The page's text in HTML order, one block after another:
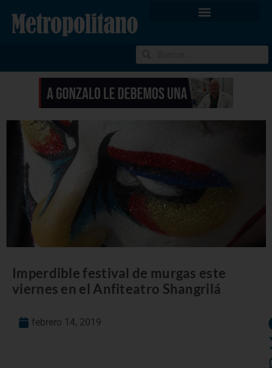
Imperdible festival de murgas este
viernes en el Anfiteatro Shangrilá
febrero 14, 2019